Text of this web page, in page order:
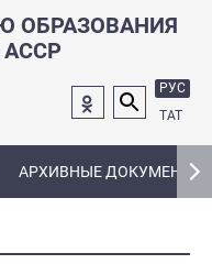
ОБРАЗОВАНИЯ
РУС
ТАТ
АРХИВНЫЕ ДОКУМЕНТЫ